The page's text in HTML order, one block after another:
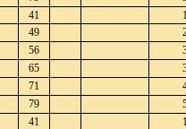
41
49
56
65
71
79
41